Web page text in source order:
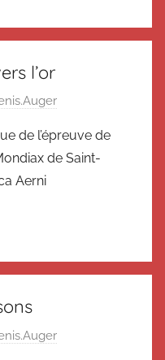
l’or
de l’épreuve de
de Saint-
Aerni